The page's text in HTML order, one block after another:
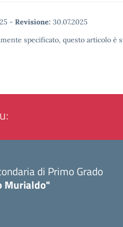
- Revisione: 30.07.2025
specificato, questo articolo
di Primo Grado
Murialdo"